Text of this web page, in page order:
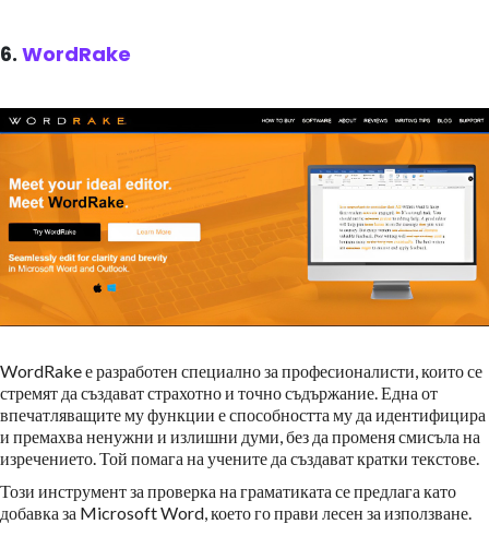
6. WordRake
WordRake е разработен специално за професионалисти, които се
стремят да създават страхотно и точно съдържание. Една от
впечатляващите му функции е способността му да идентифицира
и премахва ненужни и излишни думи, без да променя смисъла на
изречението. Той помага на учените да създават кратки текстове.
Този инструмент за проверка на граматиката се предлага като
добавка за Microsoft Word, което го прави лесен за използване.